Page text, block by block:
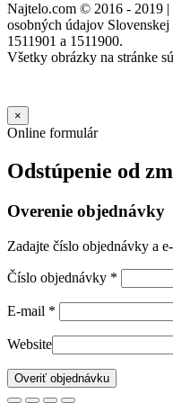
Najtelo.com © 2016 - 2019 |
osobných údajov
1511901 a 1511900.
Všetky obrázky na stránke
×
Online formulár
Odstúpenie od
Overenie objednávky
Zadajte číslo objednávky a
Číslo objednávky *
E-mail *
Website
Overiť objednávku